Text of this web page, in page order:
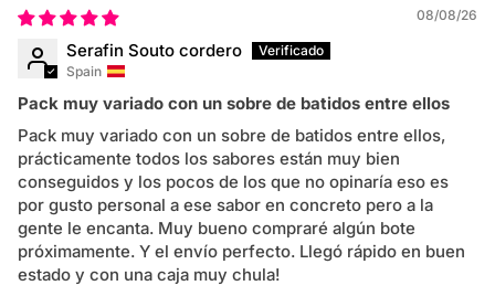
08/08/26
Serafin Souto cordero
Spain
Pack muy variado con un sobre de batidos entre ellos
Pack muy variado con un sobre de batidos entre ellos,
prácticamente todos los sabores están muy bien
conseguidos y los pocos de los que no opinaría eso es
por gusto personal a ese sabor en concreto pero a la
gente le encanta. Muy bueno compraré algún bote
próximamente. Y el envío perfecto. Llegó rápido en buen
estado y con una caja muy chula!